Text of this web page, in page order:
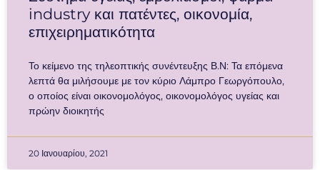
industry και πατέντες, οικονομία,
επιχειρηματικότητα
Το κείμενο της τηλεοπτικής συνέντευξης Β.Ν: Τα επόμενα
λεπτά θα μιλήσουμε με τον κύριο Λάμπρο Γεωργόπουλο,
ο οποίος είναι οικονομολόγος, οικονομολόγος υγείας και
πρώην διοικητής
20 Ιανουαρίου, 2021